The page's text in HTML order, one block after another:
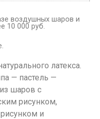
воздушных шаров и
10 000 руб.
латекса.
— пастель —
шаров с
рисунком,
и